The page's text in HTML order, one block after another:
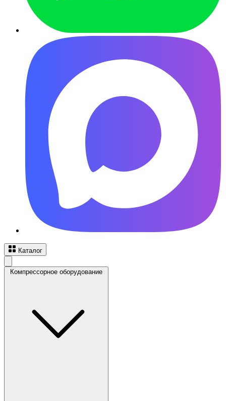
Каталог
Компрессорное оборудование